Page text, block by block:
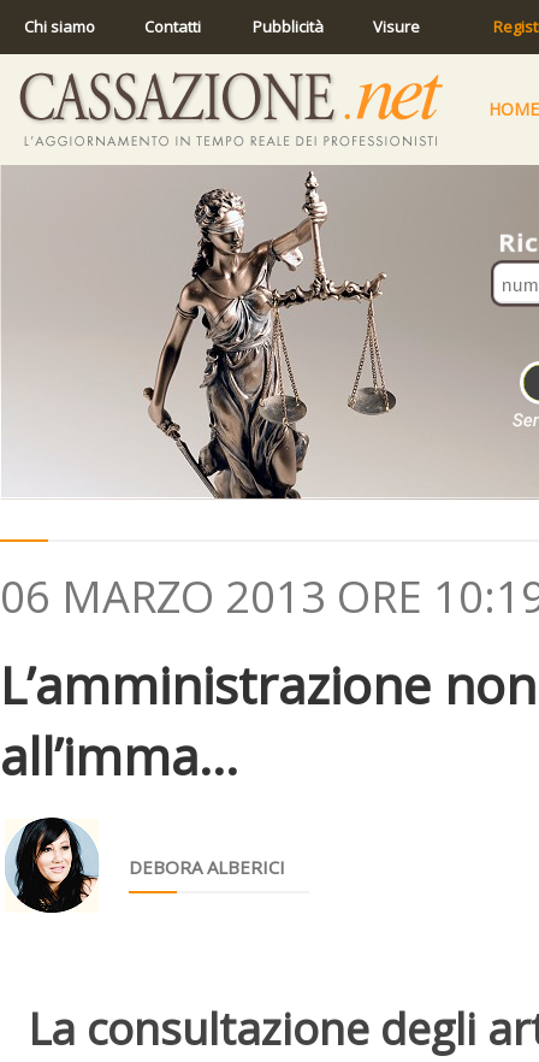
Chi siamo Contatti Pubblicità Visure
HOME
06 MARZO 2013 ORE
L’amministrazione
all’imma...
DEBORA ALBERICI
La consultazione degli